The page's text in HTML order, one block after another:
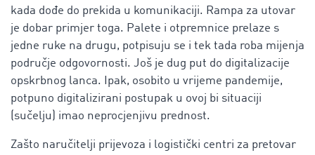
kada dođe do prekida u komunikaciji. Rampa za utovar
je dobar primjer toga. Palete i otpremnice prelaze s
jedne ruke na drugu, potpisuju se i tek tada roba mijenja
područje odgovornosti. Još je dug put do digitalizacije
opskrbnog lanca. Ipak, osobito u vrijeme pandemije,
potpuno digitalizirani postupak u ovoj bi situaciji
(sučelju) imao neprocjenjivu prednost.
Zašto naručitelji prijevoza i logistički centri za pretovar